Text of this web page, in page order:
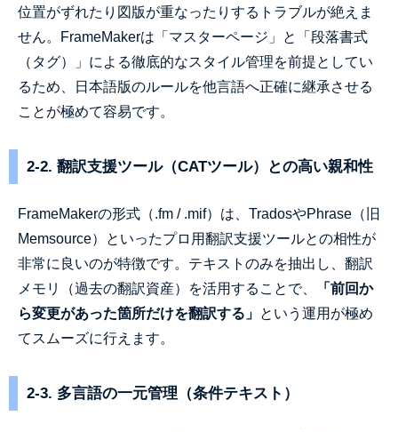
位置がずれたり図版が重なったりするトラブルが絶えま
せん。FrameMakerは「マスターページ」と「段落書式
（タグ）」による徹底的なスタイル管理を前提としてい
るため、日本語版のルールを他言語へ正確に継承させる
ことが極めて容易です。
2-2. 翻訳支援ツール（CATツール）との高い親和性
FrameMakerの形式（.fm / .mif）は、TradosやPhrase（旧
Memsource）といったプロ用翻訳支援ツールとの相性が
非常に良いのが特徴です。テキストのみを抽出し、翻訳
メモリ（過去の翻訳資産）を活用することで、
「前回か
ら変更があった箇所だけを翻訳する」 という運用が極め
てスムーズに行えます。
2-3. 多言語の一元管理（条件テキスト）